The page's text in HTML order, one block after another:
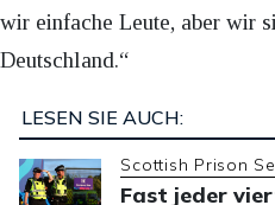
wir einfache Leute, aber wir
Deutschland.“
LESEN SIE AUCH:
Scottish Prison
Fast jeder